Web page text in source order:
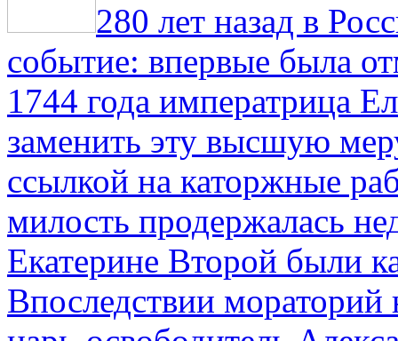
280 лет назад в
событие: впервые была
1744 года императрица
заменить эту высшую
ссылкой на каторжные
милость продержалась
Екатерине Второй были
Впоследствии мораторий